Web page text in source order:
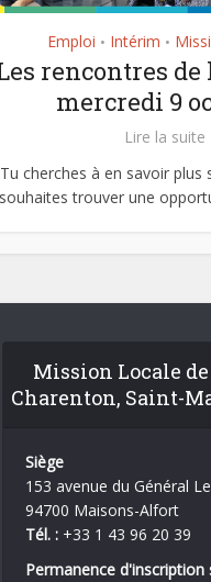
Emploi • Intérim •
rencontres
mercredi 9
Lire la suite
Tu cherches à en savoir plus
souhaites trouver une
Mission Locale
Charenton, Saint-
Siège
153 avenue du Général
94700 Maisons-Alfort
Tél. : +33 1 43 96 20 39
Permanence d'inscription